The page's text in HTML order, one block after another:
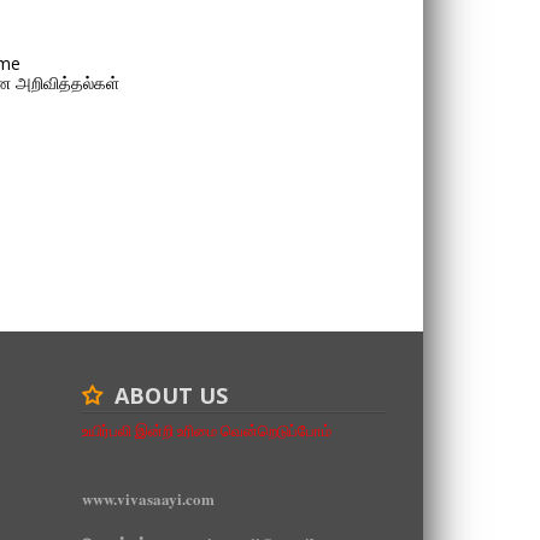
அறிவித்தல்கள்
ABOUT US
உயிர்பலி இன்றி உரிமை வென்றெடுப்போம்
www.vivasaayi.com